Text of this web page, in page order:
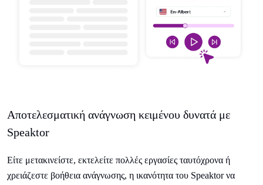
Αποτελεσματική ανάγνωση κειμένου δυνατά με
Speaktor
Είτε μετακινείστε, εκτελείτε πολλές εργασίες ταυτόχρονα ή
χρειάζεστε βοήθεια ανάγνωσης, η ικανότητα του Speaktor να